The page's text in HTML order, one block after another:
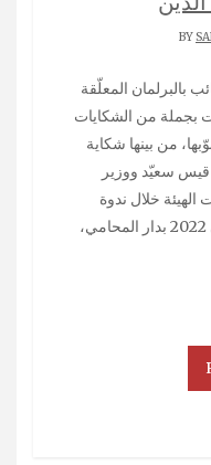
بجملة من الشكايات
من بينها شكاية
سعيّد ووزير
خلال ندوة
صحفيّة عقدتها اليوم الإثنين 3 جانفي 2022 بدار المحامي،